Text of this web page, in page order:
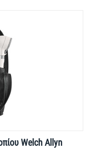
Welch Allyn